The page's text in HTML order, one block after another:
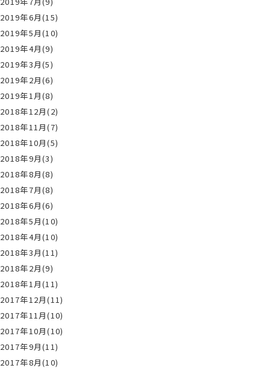
2019年6月(15)
2019年5月(10)
2019年4月(9)
2019年3月(5)
2019年2月(6)
2019年1月(8)
2018年12月(2)
2018年11月(7)
2018年10月(5)
2018年9月(3)
2018年8月(8)
2018年7月(8)
2018年6月(6)
2018年5月(10)
2018年4月(10)
2018年3月(11)
2018年2月(9)
2018年1月(11)
2017年12月(11)
2017年11月(10)
2017年10月(10)
2017年9月(11)
2017年8月(10)